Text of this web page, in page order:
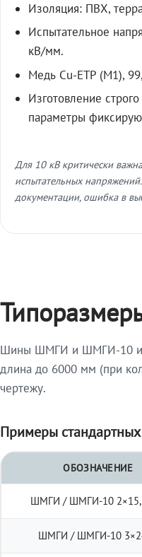
Изоляция: ПВХ,
Испытательное
кВ/мм.
Медь Cu-ETP (M1),
Изготовление
параметры
Для 10 кВ критически
испытательных
документации, ошибка в
Шины ШМГИ и ШМГИ-10
длина до 6000 мм (при
чертежу.
Примеры
ОБОЗНАЧЕНИЕ
ШМГИ / ШМГИ-10
ШМГИ / ШМГИ-10